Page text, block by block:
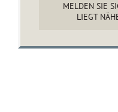
MELDEN SIE
LIEGT